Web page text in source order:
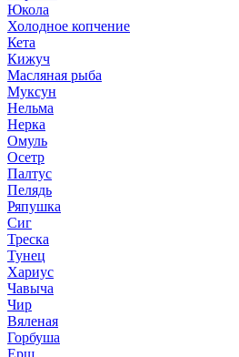
Юкола
Холодное копчение
Кета
Кижуч
Масляная рыба
Муксун
Нельма
Нерка
Омуль
Осетр
Палтус
Пелядь
Ряпушка
Сиг
Треска
Тунец
Хариус
Чавыча
Чир
Вяленая
Горбуша
Ерш